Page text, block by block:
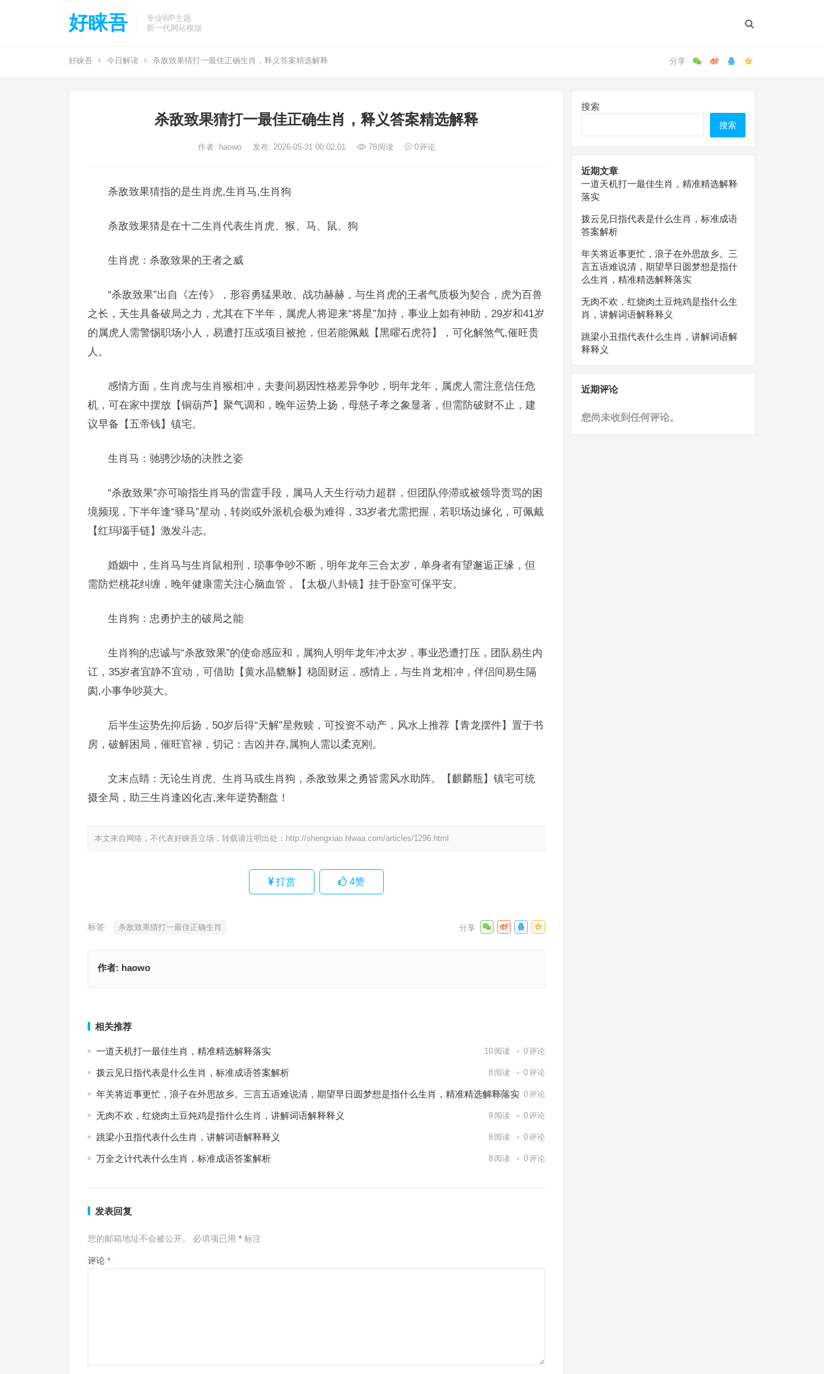
好睐吾
专业WP主题
新一代网站模版
好睐吾 今日解读 杀敌致果猜打一最佳正确生肖，释义答案精选解释
杀敌致果猜打一最佳正确生肖，释义答案精选解释
作者: haowo 发布: 2026-05-31 00:02:01 78阅读 0评论
杀敌致果猜指的是生肖虎,生肖马,生肖狗
杀敌致果猜是在十二生肖代表生肖虎、猴、马、鼠、狗
生肖虎：杀敌致果的王者之威
“杀敌致果”出自《左传》，形容勇猛果敢、战功赫赫，与生肖虎的王者气质极为契合，虎为百兽
之长，天生具备破局之力，尤其在下半年，属虎人将迎来“将星”加持，事业上如有神助，29岁和41岁
的属虎人需警惕职场小人，易遭打压或项目被抢，但若能佩戴【黑曜石虎符】，可化解煞气,催旺贵
人。
感情方面，生肖虎与生肖猴相冲，夫妻间易因性格差异争吵，明年龙年，属虎人需注意信任危
机，可在家中摆放【铜葫芦】聚气调和，晚年运势上扬，母慈子孝之象显著，但需防破财不止，建
议早备【五帝钱】镇宅。
生肖马：驰骋沙场的决胜之姿
“杀敌致果”亦可喻指生肖马的雷霆手段，属马人天生行动力超群，但团队停滞或被领导责骂的困
境频现，下半年逢“驿马”星动，转岗或外派机会极为难得，33岁者尤需把握，若职场边缘化，可佩戴
【红玛瑙手链】激发斗志。
婚姻中，生肖马与生肖鼠相刑，琐事争吵不断，明年龙年三合太岁，单身者有望邂逅正缘，但
需防烂桃花纠缠，晚年健康需关注心脑血管，【太极八卦镜】挂于卧室可保平安。
生肖狗：忠勇护主的破局之能
生肖狗的忠诚与“杀敌致果”的使命感应和，属狗人明年龙年冲太岁，事业恐遭打压，团队易生内
讧，35岁者宜静不宜动，可借助【黄水晶貔貅】稳固财运，感情上，与生肖龙相冲，伴侣间易生隔
阂,小事争吵莫大。
后半生运势先抑后扬，50岁后得“天解”星救赎，可投资不动产，风水上推荐【青龙摆件】置于书
房，破解困局，催旺官禄，切记：吉凶并存,属狗人需以柔克刚。
文末点睛：无论生肖虎、生肖马或生肖狗，杀敌致果之勇皆需风水助阵。【麒麟瓶】镇宅可统
摄全局，助三生肖逢凶化吉,来年逆势翻盘！
本文来自网络，不代表好睐吾立场，转载请注明出处： http://shengxiao.hlwaa.com/articles/1296.html
打赏 4赞
标签: 杀敌致果猜打一最佳正确生肖
作者: haowo
相关推荐
一道天机打一最佳生肖，精准精选解释落实 10 阅读 0评论
拨云见日指代表是什么生肖，标准成语答案解析 8 阅读 0评论
年关将近事更忙，浪子在外思故乡。三言五语难说清，期望早日圆梦想是指什么生肖，精准精选解释落实
11阅读 0评论
无肉不欢，红烧肉土豆炖鸡是指什么生肖，讲解词语解释释义 9 阅读 0评论
跳梁小丑指代表什么生肖，讲解词语解释释义 8 阅读 0评论
万全之计代表什么生肖，标准成语答案解析 8 阅读 0评论
发表回复
您的邮箱地址不会被公开。 必填项已用 * 标注
评论 *
搜索
搜索
近期文章
一道天机打一最佳生肖，精准精选解释
落实
拨云见日指代表是什么生肖，标准成语
答案解析
年关将近事更忙，浪子在外思故乡。三
言五语难说清，期望早日圆梦想是指什
么生肖，精准精选解释落实
无肉不欢，红烧肉土豆炖鸡是指什么生
肖，讲解词语解释释义
跳梁小丑指代表什么生肖，讲解词语解
释释义
近期评论
您尚未收到任何评论。